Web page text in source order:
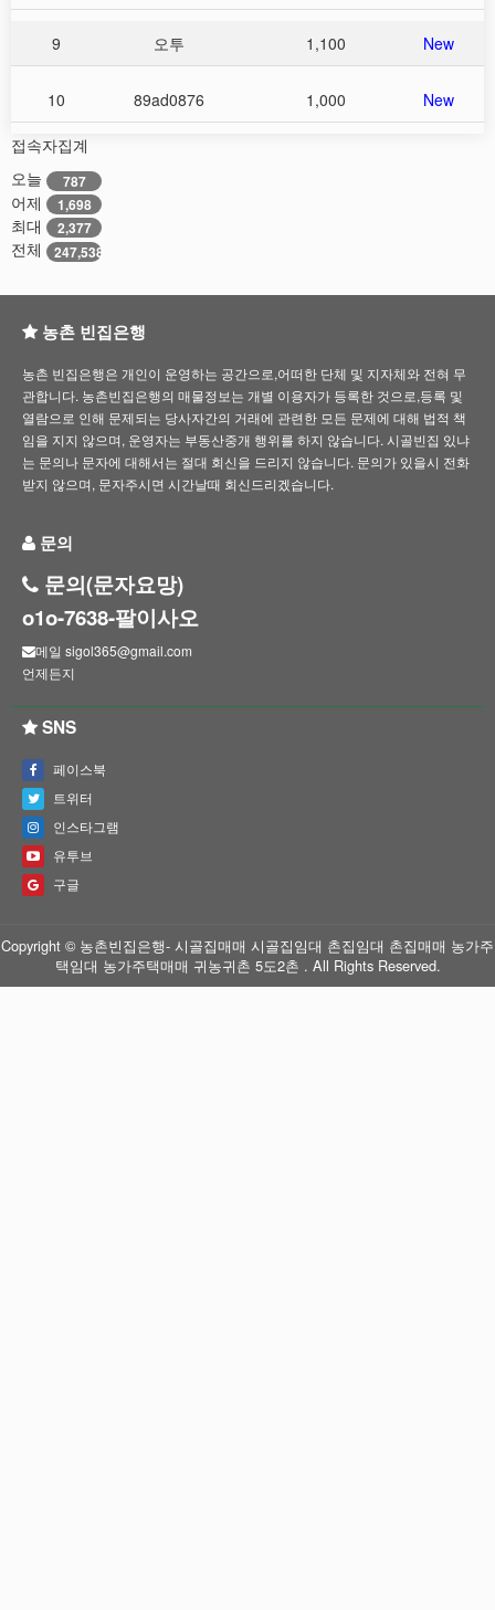
9 오투 1,100 New
10 89ad0876 1,000 New
접속자집계
오늘
787
어제 1,698
최대 2,377
전체 247,538
농촌 빈집은행
농촌 빈집은행은 개인이 운영하는 공간으로,어떠한 단체 및 지자체와 전혀 무
관합니다. 농촌빈집은행의 매물정보는 개별 이용자가 등록한 것으로,등록 및
열람으로 인해 문제되는 당사자간의 거래에 관련한 모든 문제에 대해 법적 책
임을 지지 않으며, 운영자는 부동산중개 행위를 하지 않습니다. 시골빈집 있냐
는 문의나 문자에 대해서는 절대 회신을 드리지 않습니다. 문의가 있을시 전화
받지 않으며, 문자주시면 시간날때 회신드리겠습니다.
문의
문의(문자요망)
o1o-7638-팔이사오
메일 sigol365@gmail.com
언제든지
SNS
페이스북
트위터
인스타그램
유투브
구글
Copyright © 농촌빈집은행- 시골집매매 시골집임대 촌집임대 촌집매매 농가주
택임대 농가주택매매 귀농귀촌 5도2촌 . All Rights Reserved.